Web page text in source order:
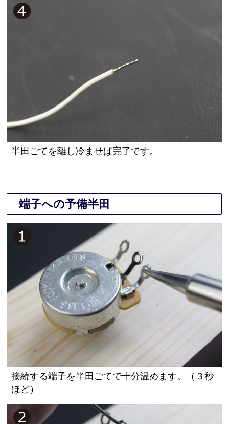
半田ごてを離し冷ませば完了です。
端子への予備半田
接続する端子を半田ごてで十分温めます。（３秒
ほど）